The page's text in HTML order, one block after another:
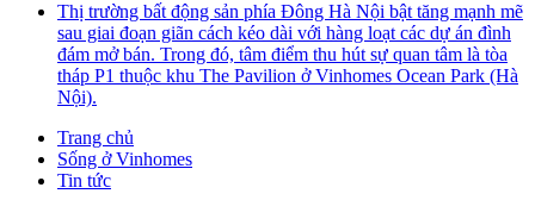
Thị trường bất động sản phía Đông Hà Nội bật tăng mạnh mẽ
sau giai đoạn giãn cách kéo dài với hàng loạt các dự án đình
đám mở bán. Trong đó, tâm điểm thu hút sự quan tâm là tòa
tháp P1 thuộc khu The Pavilion ở Vinhomes Ocean Park (Hà
Nội).
Trang chủ
Sống ở Vinhomes
Tin tức